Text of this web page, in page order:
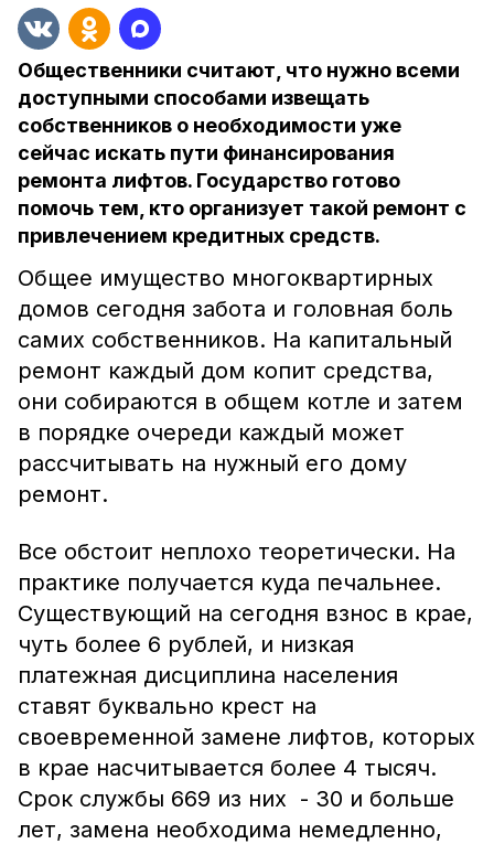
Общественники считают, что нужно всеми
доступными способами извещать
собственников о необходимости уже
сейчас искать пути финансирования
ремонта лифтов. Государство готово
помочь тем, кто организует такой ремонт с
привлечением кредитных средств.
Общее имущество многоквартирных
домов сегодня забота и головная боль
самих собственников. На капитальный
ремонт каждый дом копит средства,
они собираются в общем котле и затем
в порядке очереди каждый может
рассчитывать на нужный его дому
ремонт.
Все обстоит неплохо теоретически. На
практике получается куда печальнее.
Существующий на сегодня взнос в крае,
чуть более 6 рублей, и низкая
платежная дисциплина населения
ставят буквально крест на
своевременной замене лифтов, которых
в крае насчитывается более 4 тысяч.
Срок службы 669 из них - 30 и больше
лет, замена необходима немедленно,